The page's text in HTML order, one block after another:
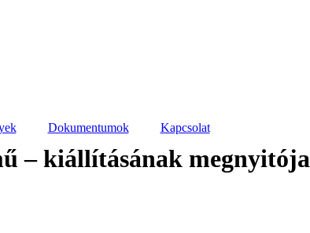
Dokumentumok Kapcsolat
– kiállításának megnyitója